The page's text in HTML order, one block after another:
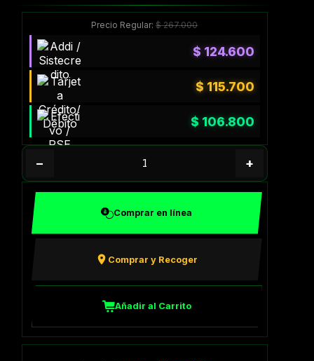
Precio Regular:$267.000
$ 124.600
$ 115.700
$ 106.800
− +
Comprar en línea
Comprar y Recoger
Añadir al Carrito